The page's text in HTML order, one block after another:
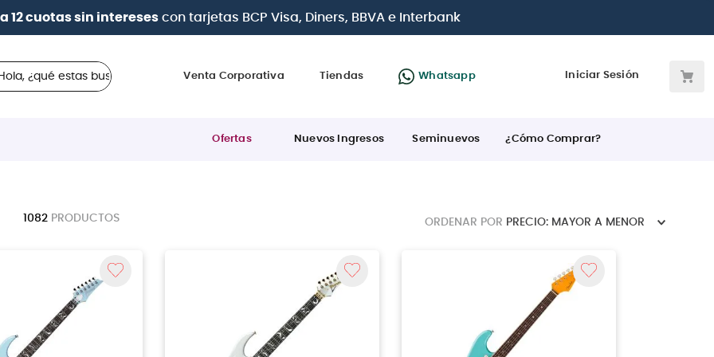
| Paga en cuotas
estas buscando?
Venta Corporativa Tiendas Whatsapp Iniciar Sesión
Ofertas Nuevos Ingresos Seminuevos ¿Cómo Comprar?
1082 PRODUCTOS ORDENAR POR PRECIO: MAYOR A MENOR